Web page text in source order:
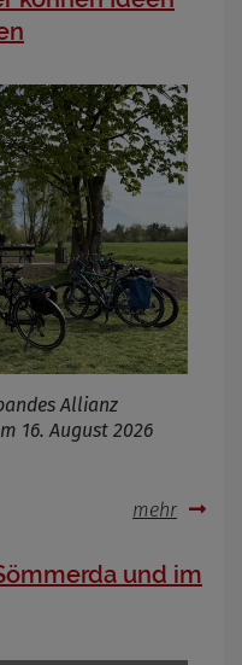
Allianz
16. August 2026
mehr
und im